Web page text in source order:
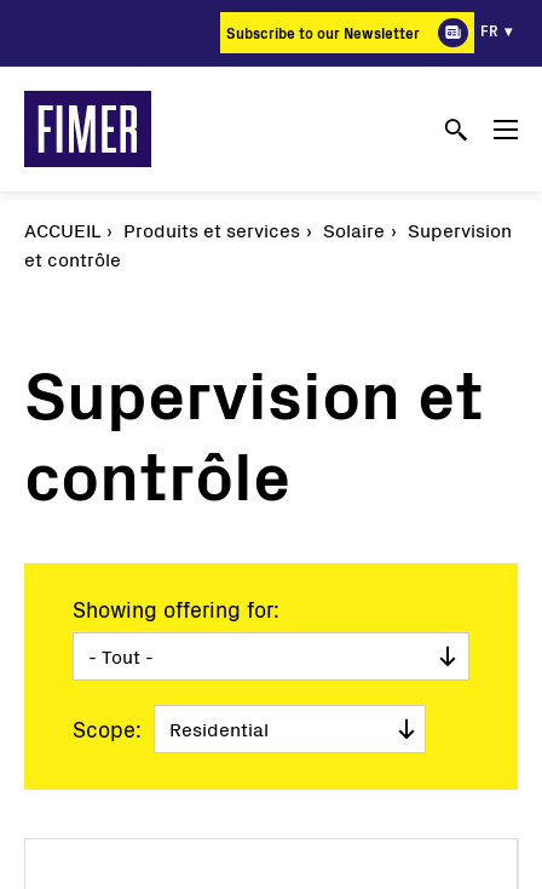
principal
Subscribe to our Newsletter FR
ACCUEIL Produits et services Solaire
Supervision
et contrôle
Supervision et
contrôle
Showing offering for:
Scope: